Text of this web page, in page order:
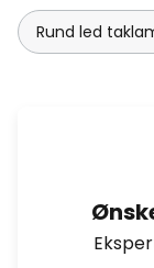
Rund led